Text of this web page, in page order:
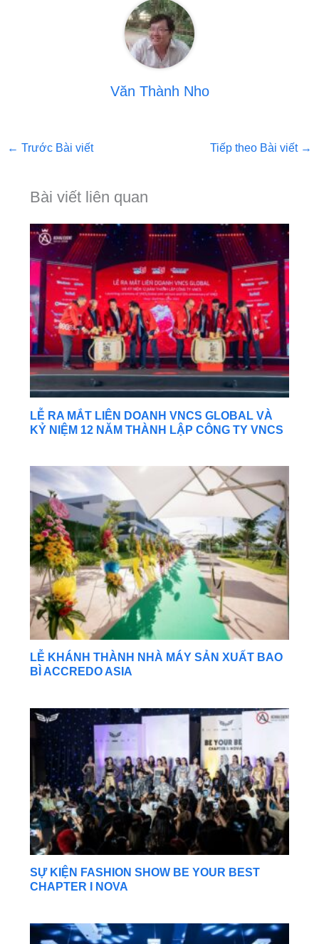
Văn Thành Nho
← Trước Bài viết Tiếp theo Bài viết →
Bài viết liên quan
LỄ RA MẮT LIÊN DOANH VNCS GLOBAL VÀ
KỶ NIỆM 12 NĂM THÀNH LẬP CÔNG TY VNCS
LỄ KHÁNH THÀNH NHÀ MÁY SẢN XUẤT BAO
BÌ ACCREDO ASIA
SỰ KIỆN FASHION SHOW BE YOUR BEST
CHAPTER I NOVA